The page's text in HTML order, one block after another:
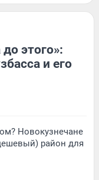
этого»:
и его
Новокузнечане
район для